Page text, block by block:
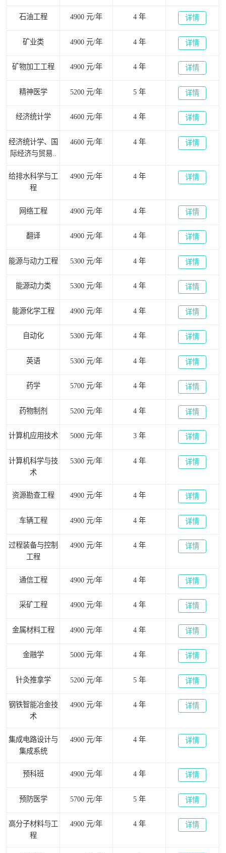
石油工程 4900 元/年 4 年 详情
矿业类 4900 元/年 4 年 详情
矿物加工工程 4900 元/年 4 年 详情
精神医学 5200 元/年 5 年 详情
经济统计学 4600 元/年 4 年 详情
经济统计学、国
际经济与贸易..
4600 元/年 4 年 详情
给排水科学与工
程
4900 元/年 4 年 详情
网络工程 4900 元/年 4 年 详情
翻译 4900 元/年 4 年 详情
能源与动力工程 5300 元/年 4 年 详情
能源动力类 5300 元/年 4 年 详情
能源化学工程 4900 元/年 4 年 详情
自动化 5300 元/年 4 年 详情
英语 5300 元/年 4 年 详情
药学 5700 元/年 4 年 详情
药物制剂 5200 元/年 4 年 详情
计算机应用技术 5000 元/年 3 年 详情
计算机科学与技
术
5300 元/年 4 年 详情
资源勘查工程 4900 元/年 4 年 详情
车辆工程 4900 元/年 4 年 详情
过程装备与控制
工程
4900 元/年 4 年 详情
通信工程 4900 元/年 4 年 详情
采矿工程 4900 元/年 4 年 详情
金属材料工程 4900 元/年 4 年 详情
金融学 5000 元/年 4 年 详情
针灸推拿学 5200 元/年 5 年 详情
钢铁智能冶金技
术
4900 元/年 4 年 详情
集成电路设计与
集成系统
4900 元/年 4 年 详情
预科班 4900 元/年 4 年 详情
预防医学 5700 元/年 5 年 详情
高分子材料与工
程
4900 元/年 4 年 详情